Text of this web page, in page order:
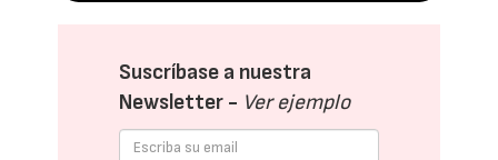
Suscríbase a nuestra
Newsletter - Ver ejemplo